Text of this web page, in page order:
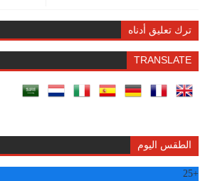
ترك تعليق أدناه
TRANSLATE
الطقس اليوم
+
25